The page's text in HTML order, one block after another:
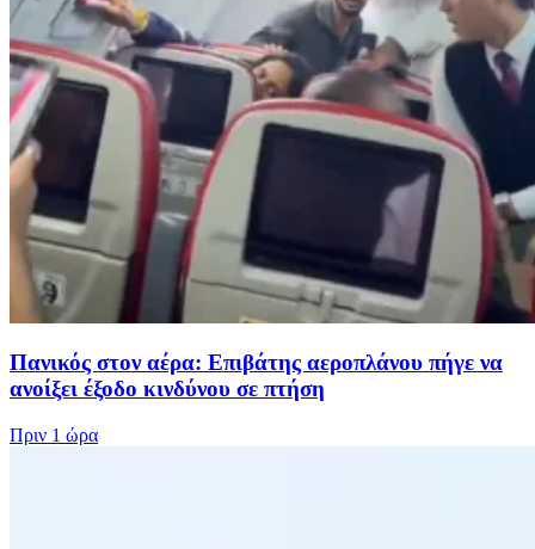
Πανικός στον αέρα: Επιβάτης αεροπλάνου πήγε να
ανοίξει έξοδο κινδύνου σε πτήση
Πριν 1 ώρα